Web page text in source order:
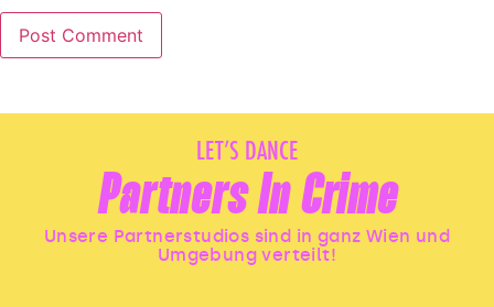
LET’S DANCE
Partners In Crime
Unsere Partnerstudios sind in ganz Wien und
Umgebung verteilt!